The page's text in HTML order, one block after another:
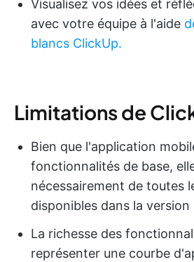
Visualisez vos idées et
avec votre équipe à l'aide
blancs ClickUp.
Limitations de
Bien que l'application
fonctionnalités de base,
nécessairement de toutes
disponibles dans la
La richesse des
représenter une courbe